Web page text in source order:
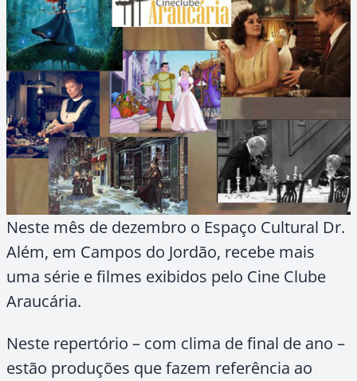
Neste mês de dezembro o Espaço Cultural Dr.
Além, em Campos do Jordão, recebe mais
uma série e filmes exibidos pelo Cine Clube
Araucária.
Neste repertório – com clima de final de ano –
estão produções que fazem referência ao